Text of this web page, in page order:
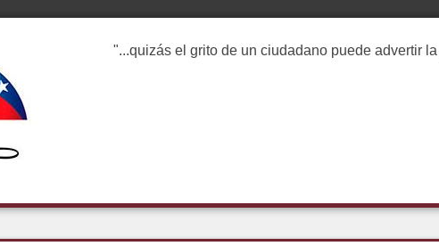
"...quizás el grito de un ciudadano puede advertir